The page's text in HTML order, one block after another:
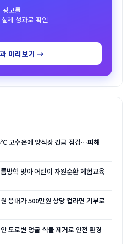
광고를
제 성과로 확인
미리보기 →
고수온에 양식장 긴급 점검…피해
방학 맞아 어린이 자원순환 체험교육
응대가 500만원 상당 컵라면 기부로
도로변 덩굴 식물 제거로 안전 환경